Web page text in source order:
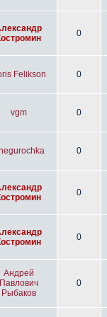
0
Felikson 0
vgm 0
0
0
0
Андрей
Павлович
Рыбаков
0